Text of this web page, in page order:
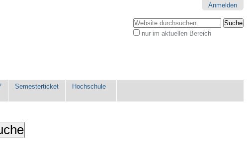
Anmelden
Website durchsuchen
nur im aktuellen Bereich
Semesterticket Hochschule